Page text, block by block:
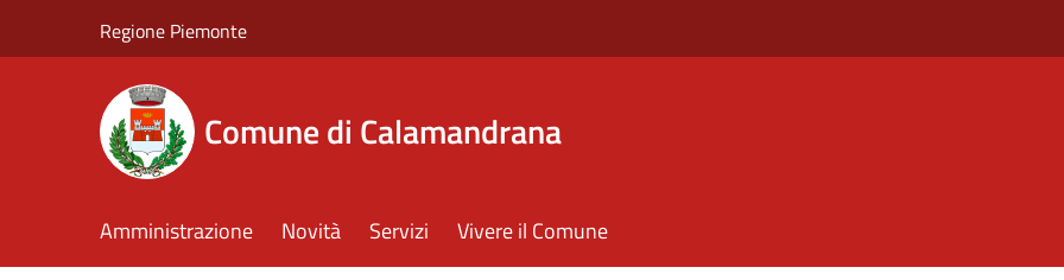
Regione Piemonte
Comune di Calamandrana
Amministrazione Novità Servizi Vivere il Comune